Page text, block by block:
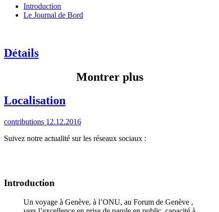
Introduction
Le Journal de Bord
Détails
Montrer plus
Localisation
contributions 12.12.2016
Suivez notre actualité sur les réseaux sociaux :
Introduction
Un voyage à Genève, à l’ONU, au Forum de Genève ,